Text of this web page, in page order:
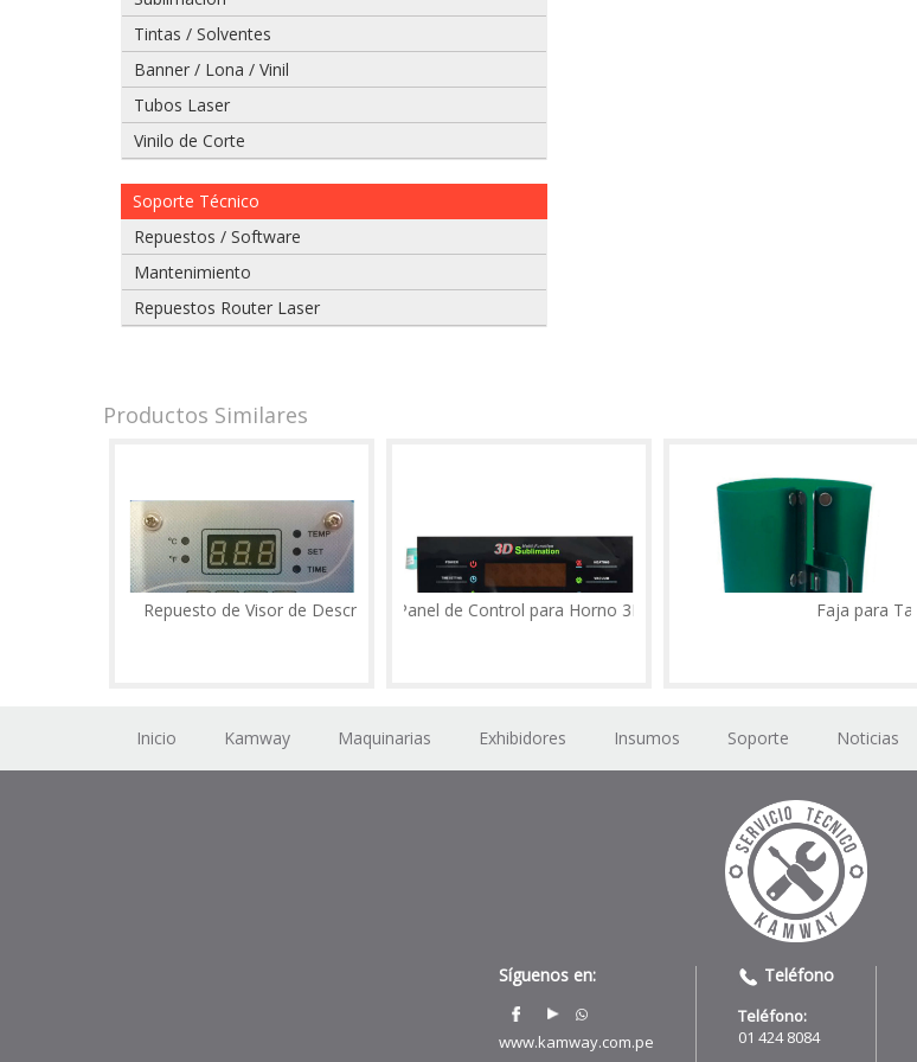
Tintas / Solventes
Banner / Lona / Vinil
Tubos Laser
Vinilo de Corte
Soporte Técnico
Repuestos / Software
Mantenimiento
Repuestos Router Laser
Productos Similares
Repuesto de Visor de DescripciónPanel de Control para Horno 3D Faja para Taza
Inicio Kamway Maquinarias Exhibidores Insumos Soporte Noticias
Síguenos en:
www.kamway.com.pe
Teléfono
Teléfono:
01 424 8084